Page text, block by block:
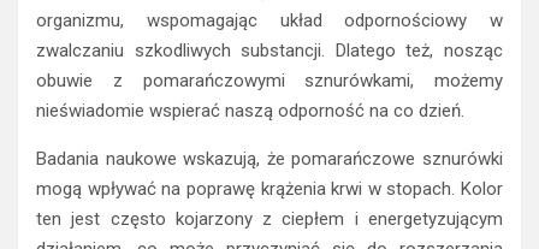
organizmu, wspomagając układ odpornościowy w
zwalczaniu szkodliwych substancji. Dlatego też, nosząc
obuwie z pomarańczowymi sznurówkami, możemy
nieświadomie wspierać naszą odporność na co dzień.
Badania naukowe wskazują, że pomarańczowe sznurówki
mogą wpływać na poprawę krążenia krwi w stopach. Kolor
ten jest często kojarzony z ciepłem i energetyzującym